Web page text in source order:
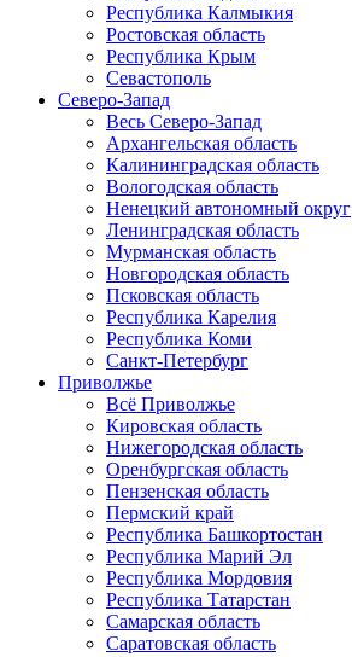
Республика Калмыкия
Ростовская область
Республика Крым
Севастополь
Северо-Запад
Весь Северо-Запад
Архангельская область
Калининградская область
Вологодская область
Ненецкий автономный округ
Ленинградская область
Мурманская область
Новгородская область
Псковская область
Республика Карелия
Республика Коми
Санкт-Петербург
Приволжье
Всё Приволжье
Кировская область
Нижегородская область
Оренбургская область
Пензенская область
Пермский край
Республика Башкортостан
Республика Марий Эл
Республика Мордовия
Республика Татарстан
Самарская область
Саратовская область